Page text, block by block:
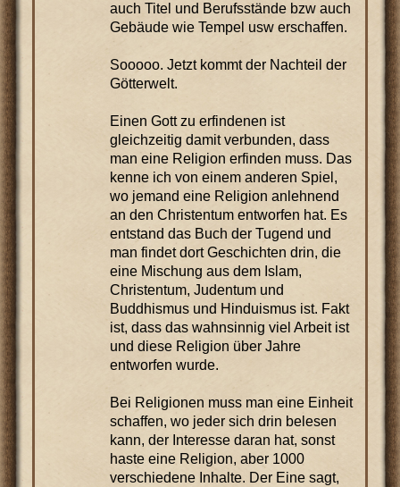
auch Titel und Berufsstände bzw auch
Gebäude wie Tempel usw erschaffen.
Sooooo. Jetzt kommt der Nachteil der
Götterwelt.
Einen Gott zu erfindenen ist
gleichzeitig damit verbunden, dass
man eine Religion erfinden muss. Das
kenne ich von einem anderen Spiel,
wo jemand eine Religion anlehnend
an den Christentum entworfen hat. Es
entstand das Buch der Tugend und
man findet dort Geschichten drin, die
eine Mischung aus dem Islam,
Christentum, Judentum und
Buddhismus und Hinduismus ist. Fakt
ist, dass das wahnsinnig viel Arbeit ist
und diese Religion über Jahre
entworfen wurde.
Bei Religionen muss man eine Einheit
schaffen, wo jeder sich drin belesen
kann, der Interesse daran hat, sonst
haste eine Religion, aber 1000
verschiedene Inhalte. Der Eine sagt,